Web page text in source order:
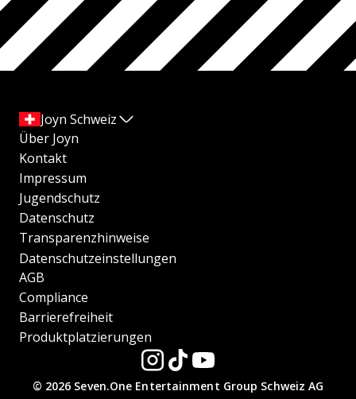
Joyn Schweiz
Über Joyn
Kontakt
Impressum
Jugendschutz
Datenschutz
Transparenzhinweise
Datenschutzeinstellungen
AGB
Compliance
Barrierefreiheit
Produktplatzierungen
© 2026 Seven.One Entertainment Group Schweiz AG